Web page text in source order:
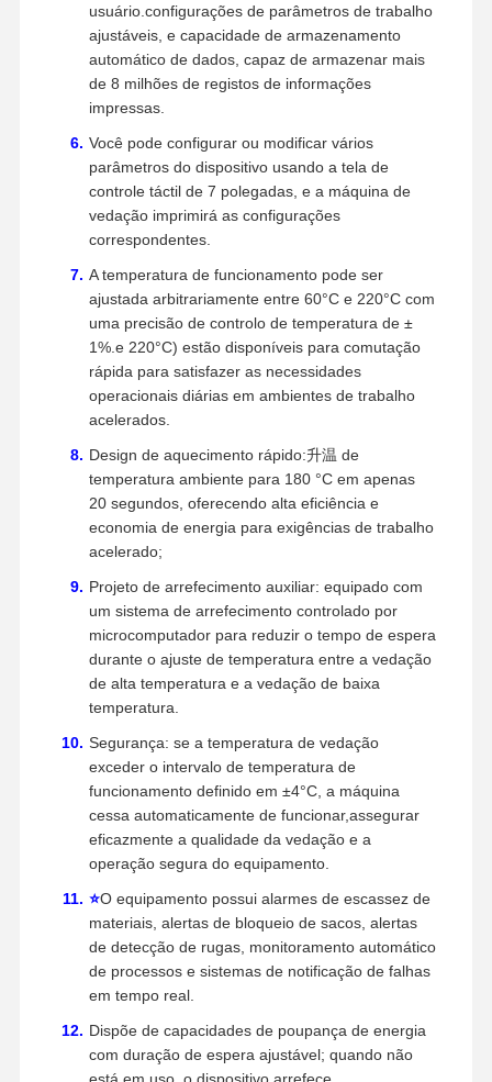
usuário.configurações de parâmetros de trabalho
ajustáveis, e capacidade de armazenamento
automático de dados, capaz de armazenar mais
de 8 milhões de registos de informações
impressas.
Você pode configurar ou modificar vários
parâmetros do dispositivo usando a tela de
controle táctil de 7 polegadas, e a máquina de
vedação imprimirá as configurações
correspondentes.
A temperatura de funcionamento pode ser
ajustada arbitrariamente entre 60°C e 220°C com
uma precisão de controlo de temperatura de ±
1%.e 220°C) estão disponíveis para comutação
rápida para satisfazer as necessidades
operacionais diárias em ambientes de trabalho
acelerados.
Design de aquecimento rápido:升温 de
temperatura ambiente para 180 °C em apenas
20 segundos, oferecendo alta eficiência e
economia de energia para exigências de trabalho
acelerado;
Projeto de arrefecimento auxiliar: equipado com
um sistema de arrefecimento controlado por
microcomputador para reduzir o tempo de espera
durante o ajuste de temperatura entre a vedação
de alta temperatura e a vedação de baixa
temperatura.
Segurança: se a temperatura de vedação
exceder o intervalo de temperatura de
funcionamento definido em ±4°C, a máquina
cessa automaticamente de funcionar,assegurar
eficazmente a qualidade da vedação e a
operação segura do equipamento.
⭐O equipamento possui alarmes de escassez de
materiais, alertas de bloqueio de sacos, alertas
de detecção de rugas, monitoramento automático
de processos e sistemas de notificação de falhas
em tempo real.
Dispõe de capacidades de poupança de energia
com duração de espera ajustável; quando não
está em uso, o dispositivo arrefece